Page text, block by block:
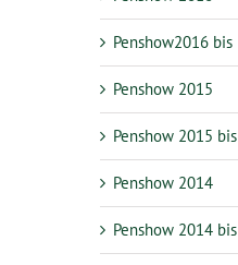
Penshow2016 bis
Penshow 2015
Penshow 2015 bis
Penshow 2014
Penshow 2014 bis